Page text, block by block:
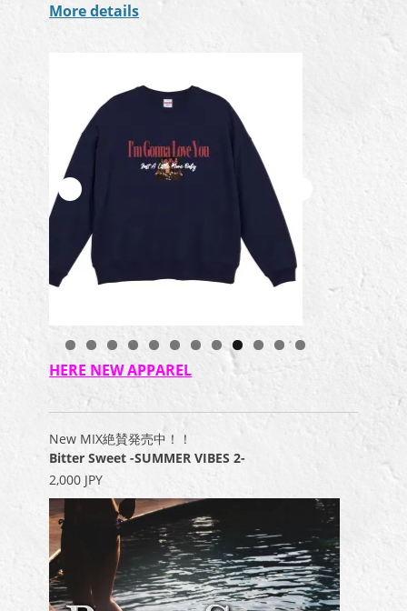
More details
HERE NEW APPAREL
New MIX絶賛発売中！！
Bitter Sweet -SUMMER VIBES 2-
2,000 JPY